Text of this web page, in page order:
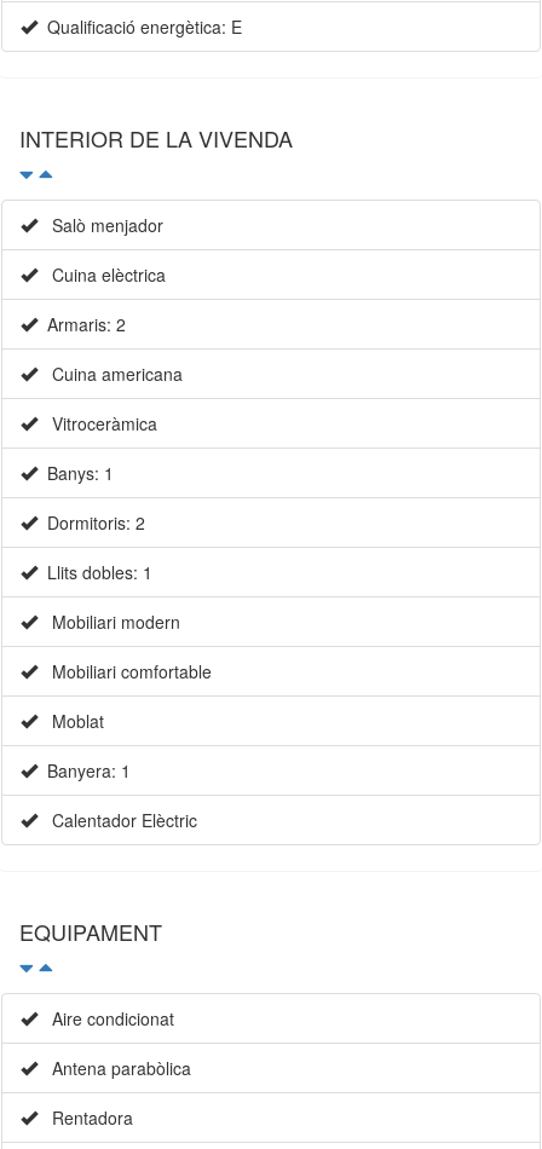
Qualificació energètica: E
INTERIOR DE LA VIVENDA
Salò menjador
Cuina elèctrica
Armaris: 2
Cuina americana
Vitroceràmica
Banys: 1
Dormitoris: 2
Llits dobles: 1
Mobiliari modern
Mobiliari comfortable
Moblat
Banyera: 1
Calentador Elèctric
EQUIPAMENT
Aire condicionat
Antena parabòlica
Rentadora